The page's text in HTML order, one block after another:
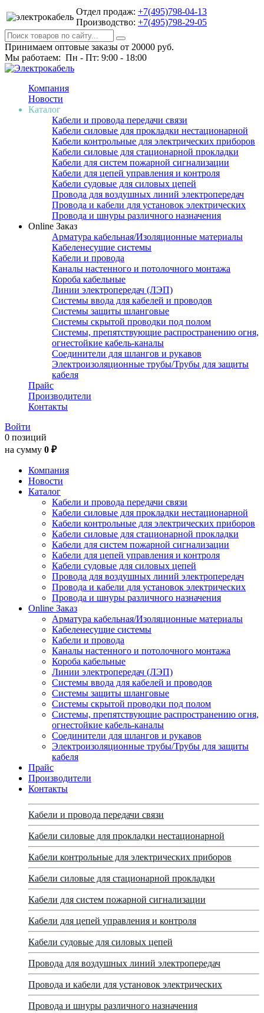
Отдел продаж: +7(495)798-04-13
Производство: +7(495)798-29-05
Принимаем оптовые заказы от 20000 руб.
Мы работаем: Пн - Пт: 9:00 - 18:00
Компания
Новости
Каталог
Кабели и провода передачи связи
Кабели силовые для прокладки нестационарной
Кабели контрольные для электрических приборов
Кабели силовые для стационарной прокладки
Кабели для систем пожарной сигнализации
Кабели для цепей управления и контроля
Кабели судовые для силовых цепей
Провода для воздушных линий электропередач
Провода и кабели для установок электрических
Провода и шнуры различного назначения
Online Заказ
Арматура кабельная/Изоляционные материалы
Кабеленесущие системы
Кабели и провода
Каналы настенного и потолочного монтажа
Короба кабельные
Линии электропередач (ЛЭП)
Системы ввода для кабелей и проводов
Системы защиты шланговые
Системы скрытой проводки под полом
Системы, препятствующие распространению огня,
огнестойкие кабель-каналы
Соединители для шлангов и рукавов
Электроизоляционные трубы/Трубы для защиты
кабеля
Прайс
Производители
Контакты
Войти
0 позиций
на сумму 0 ₽
Компания
Новости
Каталог
Кабели и провода передачи связи
Кабели силовые для прокладки нестационарной
Кабели контрольные для электрических приборов
Кабели силовые для стационарной прокладки
Кабели для систем пожарной сигнализации
Кабели для цепей управления и контроля
Кабели судовые для силовых цепей
Провода для воздушных линий электропередач
Провода и кабели для установок электрических
Провода и шнуры различного назначения
Online Заказ
Арматура кабельная/Изоляционные материалы
Кабеленесущие системы
Кабели и провода
Каналы настенного и потолочного монтажа
Короба кабельные
Линии электропередач (ЛЭП)
Системы ввода для кабелей и проводов
Системы защиты шланговые
Системы скрытой проводки под полом
Системы, препятствующие распространению огня,
огнестойкие кабель-каналы
Соединители для шлангов и рукавов
Электроизоляционные трубы/Трубы для защиты
кабеля
Прайс
Производители
Контакты
Кабели и провода передачи связи
Кабели силовые для прокладки нестационарной
Кабели контрольные для электрических приборов
Кабели силовые для стационарной прокладки
Кабели для систем пожарной сигнализации
Кабели для цепей управления и контроля
Кабели судовые для силовых цепей
Провода для воздушных линий электропередач
Провода и кабели для установок электрических
Провода и шнуры различного назначения